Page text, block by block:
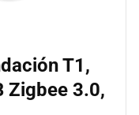
T1,
Zigbee 3.0,